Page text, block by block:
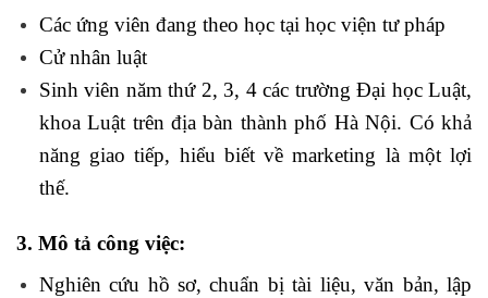
Các ứng viên đang theo học tại học viện tư pháp
Cử nhân luật
Sinh viên năm thứ 2, 3, 4 các trường Đại học Luật,
khoa Luật trên địa bàn thành phố Hà Nội. Có khả
năng giao tiếp, hiểu biết về marketing là một lợi
thế.
3. Mô tả công việc:
Nghiên cứu hồ sơ, chuẩn bị tài liệu, văn bản, lập